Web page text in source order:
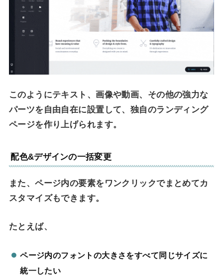
このようにテキスト、画像や動画、その他の強力な
パーツを自由自在に設置して、独自のランディング
ページを作り上げられます。
配色&デザインの一括変更
また、ページ内の要素をワンクリックでまとめてカ
スタマイズもできます。
たとえば、
ページ内のフォントの大きさをすべて同じサイズに
統一したい